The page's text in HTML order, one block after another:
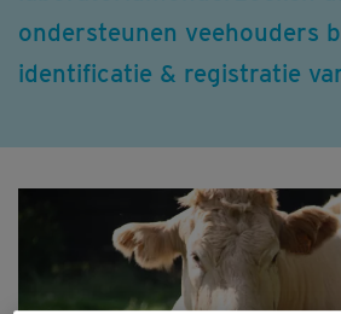
ondersteunen veehouders
identificatie & registratie